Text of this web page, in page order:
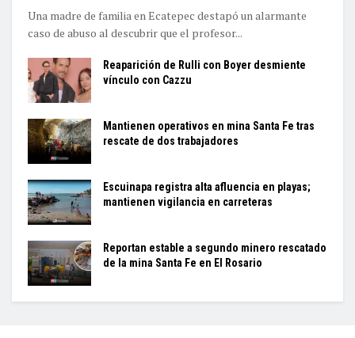
Una madre de familia en Ecatepec destapó un alarmante
caso de abuso al descubrir que el profesor...
Reaparición de Rulli con Boyer desmiente
vínculo con Cazzu
Mantienen operativos en mina Santa Fe tras
rescate de dos trabajadores
Escuinapa registra alta afluencia en playas;
mantienen vigilancia en carreteras
Reportan estable a segundo minero rescatado
de la mina Santa Fe en El Rosario